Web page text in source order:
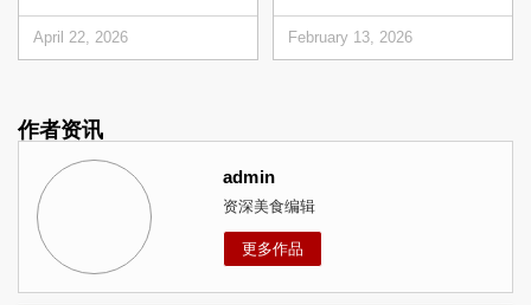
April 22, 2026 February 13, 2026
作者资讯
admin
资深美食编辑
更多作品